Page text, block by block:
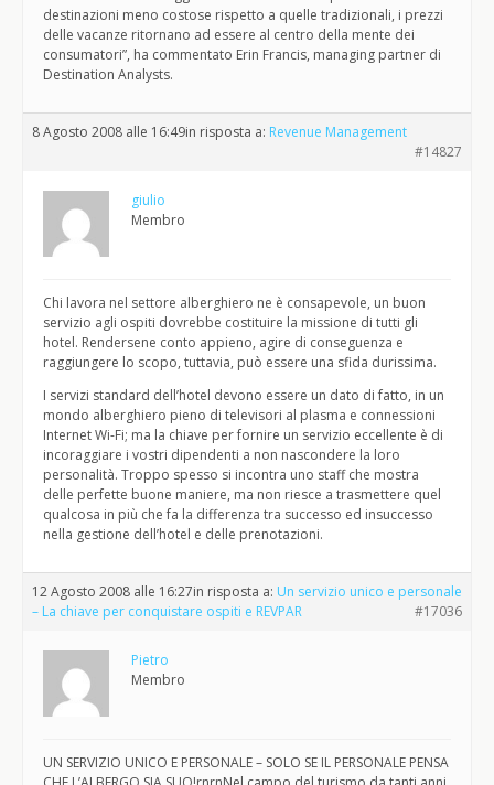
destinazioni meno costose rispetto a quelle tradizionali, i prezzi
delle vacanze ritornano ad essere al centro della mente dei
consumatori”, ha commentato Erin Francis, managing partner di
Destination Analysts.
8 Agosto 2008 alle 16:49in risposta a: Revenue Management
#14827
giulio
Membro
Chi lavora nel settore alberghiero ne è consapevole, un buon
servizio agli ospiti dovrebbe costituire la missione di tutti gli
hotel. Rendersene conto appieno, agire di conseguenza e
raggiungere lo scopo, tuttavia, può essere una sfida durissima.
I servizi standard dell’hotel devono essere un dato di fatto, in un
mondo alberghiero pieno di televisori al plasma e connessioni
Internet Wi-Fi; ma la chiave per fornire un servizio eccellente è di
incoraggiare i vostri dipendenti a non nascondere la loro
personalità. Troppo spesso si incontra uno staff che mostra
delle perfette buone maniere, ma non riesce a trasmettere quel
qualcosa in più che fa la differenza tra successo ed insuccesso
nella gestione dell’hotel e delle prenotazioni.
12 Agosto 2008 alle 16:27in risposta a: Un servizio unico e personale
– La chiave per conquistare ospiti e REVPAR
#17036
Pietro
Membro
UN SERVIZIO UNICO E PERSONALE – SOLO SE IL PERSONALE PENSA